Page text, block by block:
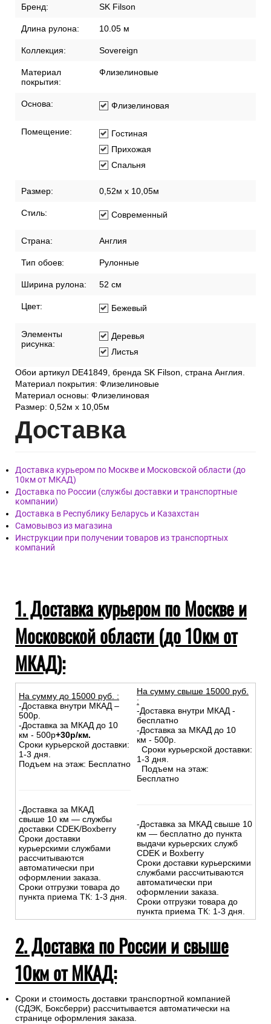
Бренд: SK Filson
Длина рулона: 10.05 м
Коллекция: Sovereign
Материал
покрытия:
Флизелиновые
Основа: Флизелиновая
Помещение:
Гостиная
Прихожая
Спальня
Размер: 0,52м х 10,05м
Стиль: Современный
Страна: Англия
Тип обоев: Рулонные
Ширина рулона: 52 см
Цвет: Бежевый
Элементы
рисунка:
Деревья
Листья
Обои артикул DE41849, бренда SK Filson, страна Англия.
Материал покрытия: Флизелиновые
Материал основы: Флизелиновая
Размер: 0,52м х 10,05м
Доставка
Доставка курьером по Москве и Московской области (до
10км от МКАД)
Доставка по России (службы доставки и транспортные
компании)
Доставка в Республику Беларусь и Казахстан
Самовывоз из магазина
Инструкции при получении товаров из транспортных
компаний
1. Доставка курьером по Москве и
Московской области (до 10км от
МКАД):
На сумму до 15000 руб. :
-Доставка внутри МКАД –
500р.
-Доставка за МКАД до 10
км - 500р+30р/км.
Сроки курьерской доставки:
1-3 дня.
Подъем на этаж: Бесплатно
-Доставка за МКАД
свыше 10 км — службы
доставки CDEK/Boxberry
Сроки доставки
курьерскими службами
рассчитываются
автоматически при
оформлении заказа.
Сроки отгрузки товара до
пункта приема ТК: 1-3 дня.
На сумму свыше 15000 руб.
:
-Доставка внутри МКАД -
бесплатно
-Доставка за МКАД до 10
км - 500р.
Сроки курьерской доставки:
1-3 дня.
Подъем на этаж:
Бесплатно
-Доставка за МКАД свыше 10
км — бесплатно до пункта
выдачи курьерских служб
CDEK и Boxberry
Сроки доставки курьерскими
службами рассчитываются
автоматически при
оформлении заказа.
Сроки отгрузки товара до
пункта приема ТК: 1-3 дня.
2. Доставка по России и свыше
10км от МКАД:
Сроки и стоимость доставки транспортной компанией
(СДЭК, Боксберри) рассчитывается автоматически на
странице оформления заказа.